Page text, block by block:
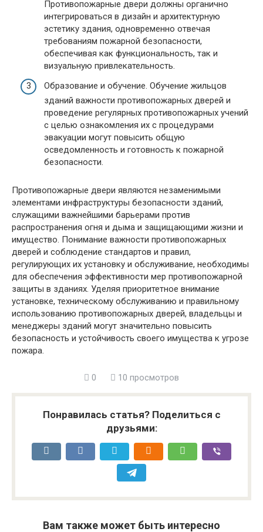
Противопожарные двери должны органично
интегрироваться в дизайн и архитектурную
эстетику здания, одновременно отвечая
требованиям пожарной безопасности,
обеспечивая как функциональность, так и
визуальную привлекательность.
Образование и обучение. Обучение жильцов
зданий важности противопожарных дверей и
проведение регулярных противопожарных учений
с целью ознакомления их с процедурами
эвакуации могут повысить общую
осведомленность и готовность к пожарной
безопасности.
Противопожарные двери являются незаменимыми
элементами инфраструктуры безопасности зданий,
служащими важнейшими барьерами против
распространения огня и дыма и защищающими жизни и
имущество. Понимание важности противопожарных
дверей и соблюдение стандартов и правил,
регулирующих их установку и обслуживание, необходимы
для обеспечения эффективности мер противопожарной
защиты в зданиях. Уделяя приоритетное внимание
установке, техническому обслуживанию и правильному
использованию противопожарных дверей, владельцы и
менеджеры зданий могут значительно повысить
безопасность и устойчивость своего имущества к угрозе
пожара.
0 10 просмотров
Понравилась статья? Поделиться с
друзьями:
Вам также может быть интересно